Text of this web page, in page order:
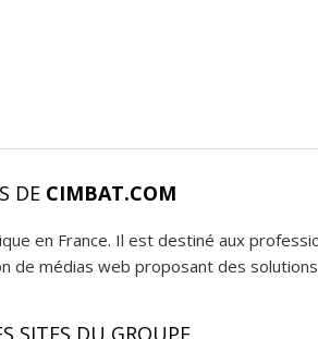
DE CIMBAT.COM
en France. Il est destiné aux
médias web proposant des
SITES DU GROUPE